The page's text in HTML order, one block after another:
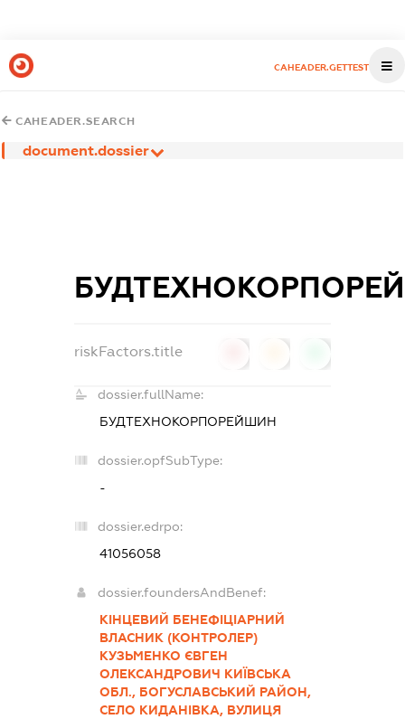
CAHEADER.GETTEST
CAHEADER.SEARCH
document.dossier
riskFactors.title
dossier.fullName:
БУДТЕХНОКОРПОРЕЙШИН
dossier.opfSubType:
-
dossier.edrpo:
41056058
dossier.foundersAndBenef:
КІНЦЕВИЙ БЕНЕФІЦІАРНИЙ
ВЛАСНИК (КОНТРОЛЕР)
КУЗЬМЕНКО ЄВГЕН
ОЛЕКСАНДРОВИЧ КИЇВСЬКА
ОБЛ., БОГУСЛАВСЬКИЙ РАЙОН,
СЕЛО КИДАНІВКА, ВУЛИЦЯ